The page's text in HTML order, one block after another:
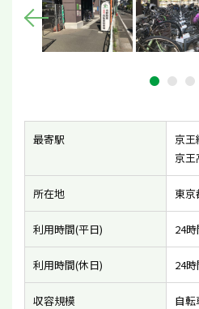
最寄駅
京
京
所在地 東京
利用時間(平日) 24時
利用時間(休日) 24時
収容規模
自転